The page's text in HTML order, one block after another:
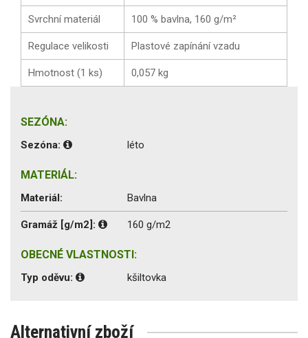
Svrchní materiál 100 % bavlna, 160 g/m²
Regulace velikosti Plastové zapínání vzadu
Hmotnost (1 ks) 0,057 kg
SEZÓNA:
Sezóna: léto
MATERIÁL:
Materiál: Bavlna
Gramáž [g/m2]: 160 g/m2
OBECNÉ VLASTNOSTI:
Typ oděvu: kšiltovka
Alternativní zboží